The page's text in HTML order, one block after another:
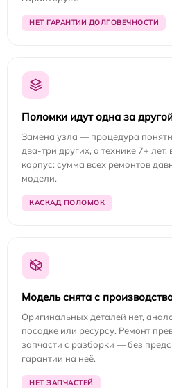
НЕТ ГАРАНТИИ ДОЛГОВЕЧНОСТИ
Поломки идут одна за
Замена узла — процедура
два-три других, а технике 7+
корпус: сумма всех ремонтов
модели.
КАСКАД ПОЛОМОК
Модель снята с
Оригинальных деталей нет,
посадке или ресурсу. Ремонт
запчасти с разборки — без
гарантии на неё.
НЕТ ЗАПЧАСТЕЙ